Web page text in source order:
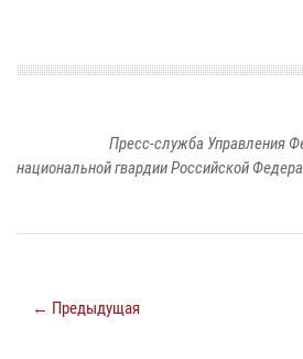
Пресс-служба Управления
национальной гвардии Российской
← Предыдущая